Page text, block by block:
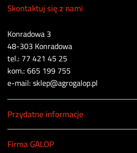
Skontaktuj się z nami
Konradowa 3
48-303 Konradowa
tel.: 77 421 45 25
kom.: 665 199 755
e-mail: sklep@agrogalop.pl
Przydatne informacje
Firma GALOP